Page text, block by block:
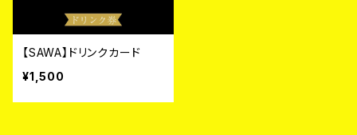
【SAWA】ドリンクカード
¥1,500